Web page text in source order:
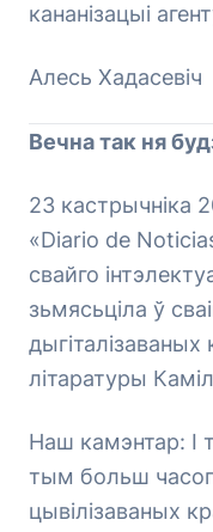
кананізацыі
Алесь Хадасевіч
Вечна так ня
23 кастрычніка
«Diario de
свайго
зьмясьціла ў
дыгіталізаваных
літаратуры
Наш камэнтар: І
тым больш
цывілізаваных